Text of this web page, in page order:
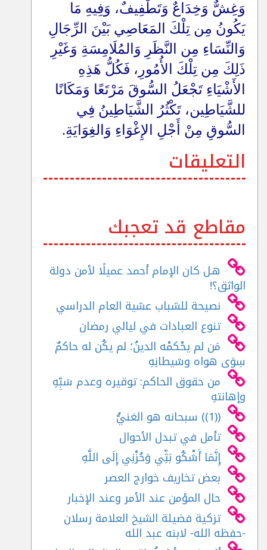
وَغِشٌّ وَخِدَاعٌ وَتَطْفِيفٌ، وَفِيهِ مَا
يَكُونُ مِن تِلْكَ المَعَاصِي بَيْنَ الرِّجَالِ
وَالنِّسَاءِ مِن النَّظَرِ وَالمُلَامِسَةِ وَغَيْرِ
ذَلِكَ مِن تِلْكَ الأُمُورِ، فَكُلُّ هَذِهِ
الأَشْيَاءِ تَجْعَلُ السُّوقَ مَرْتَعًا وَمَكَانًا
للشَّيَاطِين، تَكْثُرُ الشَّيَاطِينُ فِي
السُّوقِ مِنْ أَجْلِ الإِغْوَاءِ وَالغِوَايَةِ.
التعليقات
مقاطع قد تعجبك
هـل كان الإمام أحمد عميلًا لأمن دولة
الواثق؟!
نصيحة للشباب عشية العام الدراسي
تنوع العبادات في ليالي رمضان
مَن لم يحْكمْه الدينُ؛ لم يكُن له حاكمٌ
سِوَى هواه وشيطانِهِ
من حقوق الحاكم: توقيره وعدم سَبِّهِ
وإهانتهِ
((1)) سبحانه هو الغنيُّ
تأمل في تبدل الأحوال
إِنَّمَا أَشْكُو بَثِّي وَحُزْنِي إِلَى اللَّهِ
بعض تخاريف خوارج العصر
حال المؤمن عند الأمر وعند الإخبار
تزكية فضيلة الشيخ العلامة رسلان
-حفظه الله- لابنه عبد الله